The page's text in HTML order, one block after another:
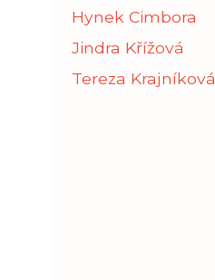
Hynek Cimbora
Jindra Křížová
Tereza Krajníková